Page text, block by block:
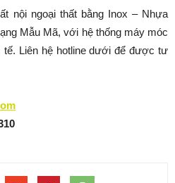
nội ngoại thất bằng Inox – Nhựa
Mẫu Mã, với hệ thống máy móc
tế. Liên hệ hotline dưới để được tư